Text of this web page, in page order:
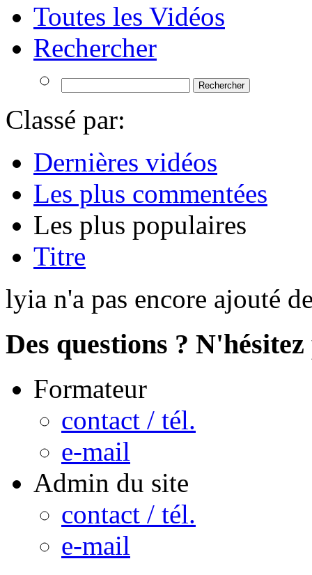
Toutes les Vidéos
Rechercher
Classé par:
Dernières vidéos
Les plus commentées
Les plus populaires
Titre
lyia n'a pas encore ajouté
Des questions ?
Formateur
contact / tél.
e-mail
Admin du site
contact / tél.
e-mail